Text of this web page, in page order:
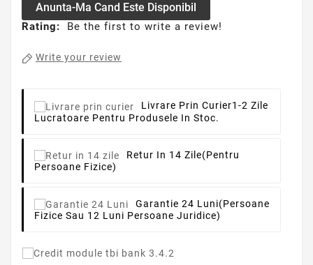
Anunta-Ma Cand Este Disponibil
Rating: Be the first to write a review!
Write your review
Livrare Prin Curier1-2 Zile
Lucratoare Pentru Produsele In Stoc.
Retur In 14 Zile(pentru
Persoane Fizice)
Garantie 24 Luni(persoane
Fizice Sau 12 Luni Persoane Juridice)